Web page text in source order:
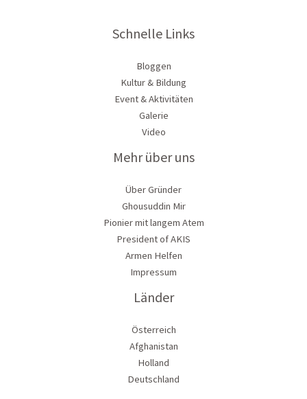
Schnelle Links
Bloggen
Kultur & Bildung
Event & Aktivitäten
Galerie
Video
Mehr über uns
Über Gründer
Ghousuddin Mir
Pionier mit langem Atem
President of AKIS
Armen Helfen
Impressum
Länder
Österreich
Afghanistan
Holland
Deutschland